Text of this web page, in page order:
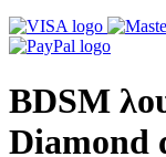
BDSM
Diamond